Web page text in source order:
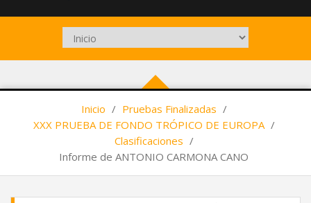
Inicio / Pruebas Finalizadas /
XXX PRUEBA DE FONDO TRÓPICO DE EUROPA /
Clasificaciones /
Informe de ANTONIO CARMONA CANO